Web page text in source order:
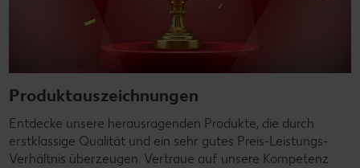
Produktauszeichnungen
Entdecke unsere herausragenden Produkte, die durch
erstklassige Qualität und ein sehr gutes Preis-Leistungs-
Verhältnis überzeugen. Vertraue auf unsere Kompetenz